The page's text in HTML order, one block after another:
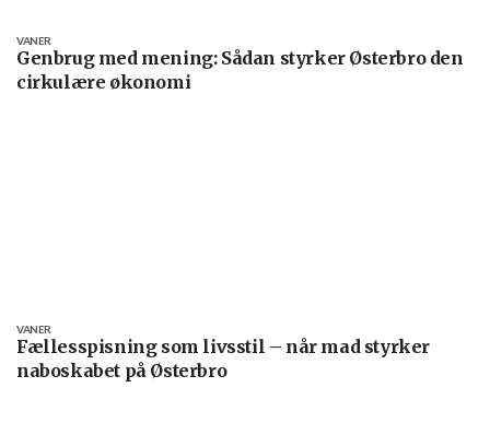
Genbrug med mening: Sådan styrker Østerbro den
cirkulære økonomi
VANER
Fællesspisning som livsstil – når mad styrker
naboskabet på Østerbro
VANER